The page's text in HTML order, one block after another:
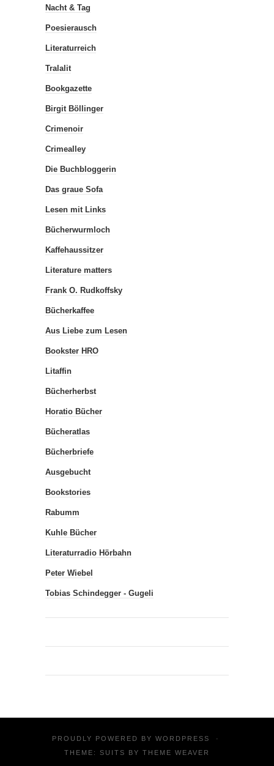
Nacht & Tag
Poesierausch
Literaturreich
Tralalit
Bookgazette
Birgit Böllinger
Crimenoir
Crimealley
Die Buchbloggerin
Das graue Sofa
Lesen mit Links
Bücherwurmloch
Kaffehaussitzer
Literature matters
Frank O. Rudkoffsky
Bücherkaffee
Aus Liebe zum Lesen
Bookster HRO
Litaffin
Bücherherbst
Horatio Bücher
Bücheratlas
Bücherbriefe
Ausgebucht
Bookstories
Rabumm
Kuhle Bücher
Literaturradio Hörbahn
Peter Wiebel
Tobias Schindegger - Gugeli
PROUDLY POWERED BY WORDPRESS
·
THEME: SUITS BY THEME WEAVER